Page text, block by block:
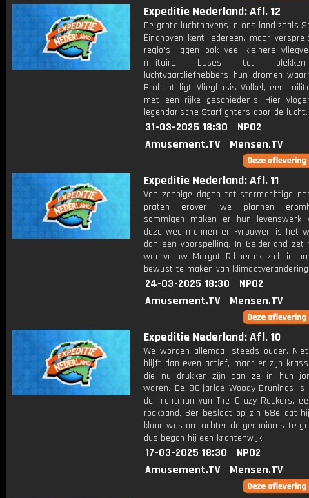
Expeditie Nederland: Afl. 12
De grote luchthavens in ons land zoals
Eindhoven kent iedereen, maar
regio's liggen ook veel kleinere
militaire bases tot
luchtvaartliefhebbers hun dromen
Brabant ligt Vliegbasis Volkel, een
met een rijke geschiedenis. Hier
legendarische Starfighters door de lucht.
31-03-2025 18:30
NPO2
Amusement.TV
Mensen.TV
Expeditie Nederland: Afl. 11
Van zonnige dagen tot stormachtige
praten erover, we plannen
sommigen maken er hun levenswerk
deze weermannen en -vrouwen is het
dan een voorspelling. In Gelderland zet
weervrouw Margot Ribberink zich in
bewust te maken van
24-03-2025 18:30
NPO2
Amusement.TV
Mensen.TV
Expeditie Nederland: Afl. 10
We worden allemaal steeds ouder.
blijft dan even actief, maar er zijn
die nu drukker zijn dan ze in hun
waren. De 86-jarige Woody Brunings
de frontman van The Crazy Rockers,
rockband. Bèr besloot op z'n 68e dat
klaar was om achter de geraniums te
dus begon hij een krantenwijk.
17-03-2025 18:30
NPO2
Amusement.TV
Mensen.TV